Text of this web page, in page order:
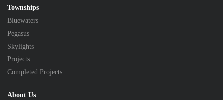
Townships
Bluewaters
Pegasus
Skylights
Projects
Completed Projects
About Us